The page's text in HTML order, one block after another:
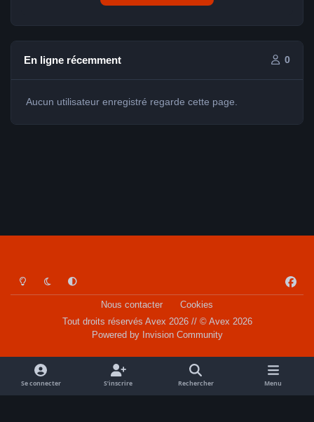
En ligne récemment 0
Aucun utilisateur enregistré regarde cette page.
Light ModeDark ModeSystem Preference
a
o
k
Nous contacter
Cookies
Tout droits réservés Avex 2026 // © Avex 2026
Powered by Invision Community
Se connecter S’inscrire Rechercher Menu